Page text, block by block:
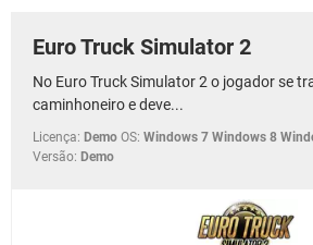
Euro Truck Simulator 2
No Euro Truck Simulator 2 o jogador se
caminhoneiro e deve...
Licença: Demo OS: Windows 7 Windows 8
Versão: Demo